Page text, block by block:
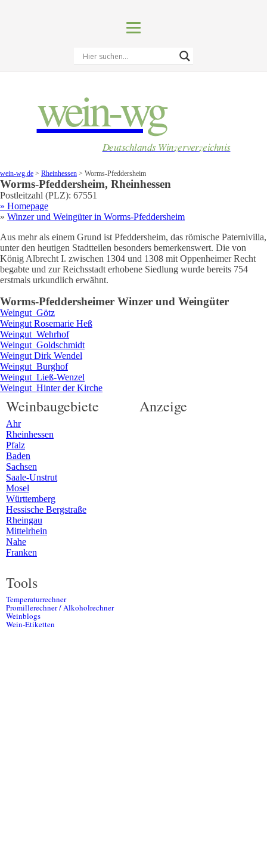
wein-wg
Deutschlands Winzerverzeichnis
wein-wg.de > Rheinhessen > Worms-Pfeddersheim
Worms-Pfeddersheim, Rheinhessen
Postleitzahl (PLZ): 67551
» Homepage
» Winzer und Weingüter in Worms-Pfeddersheim
Aus mehr als einem Grund ist Pfeddersheim, das römische Paternivilla,
unter den heutigen Stadtteilen besonders bemerkenswert. Die von
König Albrecht I. zwischen 1304 und 1308 mit Oppenheimer Recht
begabte und zur Reichsstadt erhobene Siedlung wurde bereits 754
erstmals urkundlich erwähnt.
Worms-Pfeddersheimer Winzer und Weingüter
Weingut Götz
Weingut Rosemarie Heß
Weingut Wehrhof
Weingut Goldschmidt
Weingut Dirk Wendel
Weingut Burghof
Weingut Ließ-Wenzel
Weingut Hinter der Kirche
Weinbaugebiete
Ahr
Rheinhessen
Pfalz
Baden
Sachsen
Saale-Unstrut
Mosel
Württemberg
Hessische Bergstraße
Rheingau
Mittelrhein
Nahe
Franken
Tools
Temperaturrechner
Promillerechner / Alkoholrechner
Weinblogs
Wein-Etiketten
Anzeige